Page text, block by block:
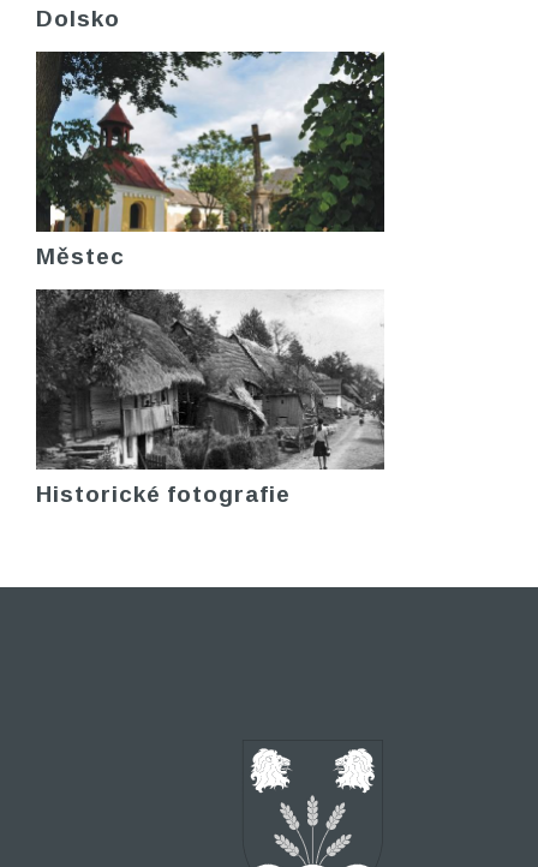
Dolsko
Městec
Historické fotografie